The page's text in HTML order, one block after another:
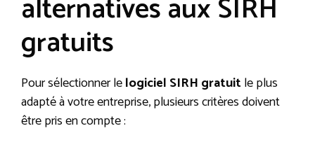
alternatives aux SIRH
gratuits
Pour sélectionner lelogiciel SIRH gratuitle plus
adapté à votre entreprise, plusieurs critères doivent
être pris en compte :